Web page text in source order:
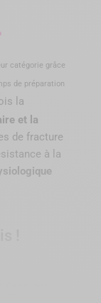
catégorie grâce
de préparation
la
et la
de fracture
à la
aux